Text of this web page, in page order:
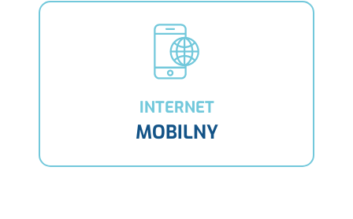
INTERNET
MOBILNY